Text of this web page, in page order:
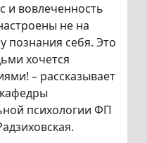
и вовлеченность
не на
познания себя. Это
хочется
– рассказывает
психологии ФП